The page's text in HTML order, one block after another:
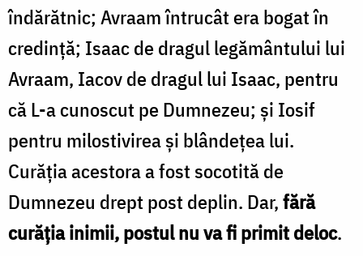
îndărătnic; Avraam întrucât era bogat în
credință; Isaac de dragul legământului lui
Avraam, Iacov de dragul lui Isaac, pentru
că L-a cunoscut pe Dumnezeu; și Iosif
pentru milostivirea și blândețea lui.
Curăția acestora a fost socotită de
Dumnezeu drept post deplin. Dar,fără
curăția inimii, postul nu va fi primit deloc.